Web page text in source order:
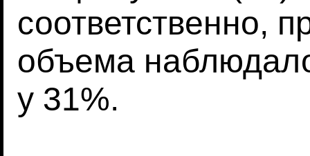
соответственно,
объема
у 31%.